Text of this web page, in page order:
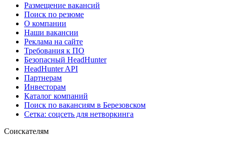
Размещение вакансий
Поиск по резюме
О компании
Наши вакансии
Реклама на сайте
Требования к ПО
Безопасный HeadHunter
HeadHunter API
Партнерам
Инвесторам
Каталог компаний
Поиск по вакансиям в Березовском
Сетка: соцсеть для нетворкинга
Соискателям